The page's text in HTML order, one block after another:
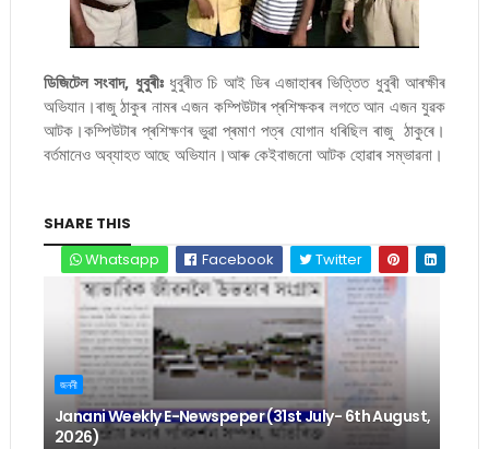
ডিজিটেল সংবাদ, ধুবুৰীঃ ধুবুৰীত চি আই ডিৰ এজাহাৰৰ ভিত্তিত ধুবুৰী আৰক্ষীৰ
অভিযান।ৰাজু ঠাকুৰ নামৰ এজন কম্পিউটাৰ প্ৰশিক্ষকৰ লগতে আন এজন যুৱক
আটক।কম্পিউটাৰ প্ৰশিক্ষণৰ ভুৱা প্ৰমাণ পত্ৰ যোগান ধৰিছিল ৰাজু ঠাকুৰে।
বৰ্তমানেও অব্যাহত আছে অভিযান।আৰু কেইবাজনো আটক হোৱাৰ সম্ভাৱনা।
SHARE THIS
Whatsapp
Facebook Twitter
জননী
Janani Weekly E-Newspeper (31st July- 6th August,
2026)